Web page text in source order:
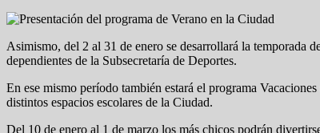
Asimismo, del 2 al 31 de enero se desarrollará la temporada
dependientes de la Subsecretaría de Deportes.
En ese mismo período también estará el programa
distintos espacios escolares de la Ciudad.
Del 10 de enero al 1 de marzo los más chicos podrán